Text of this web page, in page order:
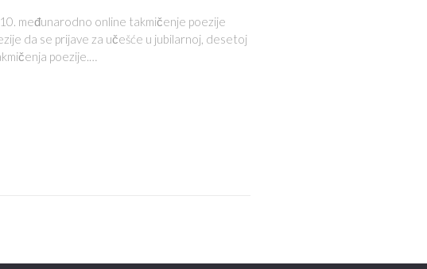
međunarodno online takmičenje poezije
da se prijave za učešće u jubilarnoj, desetoj
poezije.…